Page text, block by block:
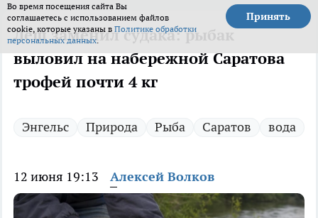
Во время посещения сайта Вы
соглашаетесь с использованием файлов
cookie, которые указаны в Политике обработки
персональных данных.
Принять
Лещ заменил судака: рыбак
выловил на набережной Саратова
трофей почти 4 кг
Энгельс Природа Рыба Саратов вода
12 июня 19:13 Алексей Волков